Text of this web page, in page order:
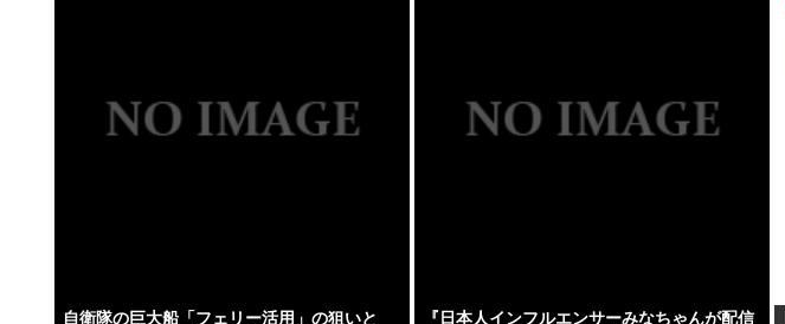
自衛隊の巨大船「フェリー活用」の狙いと
『日本人インフルエンサーみなちゃんが配信